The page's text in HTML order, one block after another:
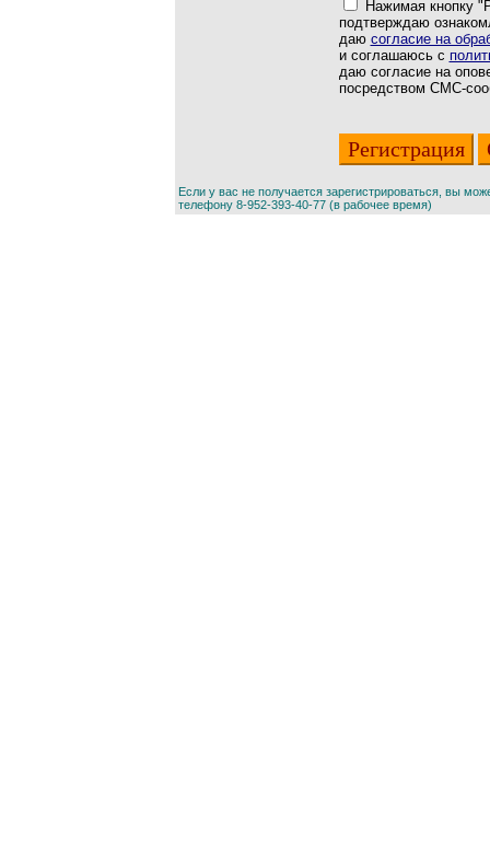
Нажимая кнопку
подтверждаю
даю согласие на
и соглашаюсь с
даю согласие на
посредством СМС-
Если у вас не получается зарегистрироваться, вы
телефону 8-952-393-40-77 (в рабочее время)